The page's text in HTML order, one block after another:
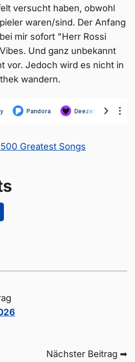
versucht haben, obwohl
waren/sind. Der Anfang
mir sofort "Herr Rossi
Und ganz unbekannt
vor. Jedoch wird es nicht in
wandern.
Greatest Songs
Nächster Beitrag ➡